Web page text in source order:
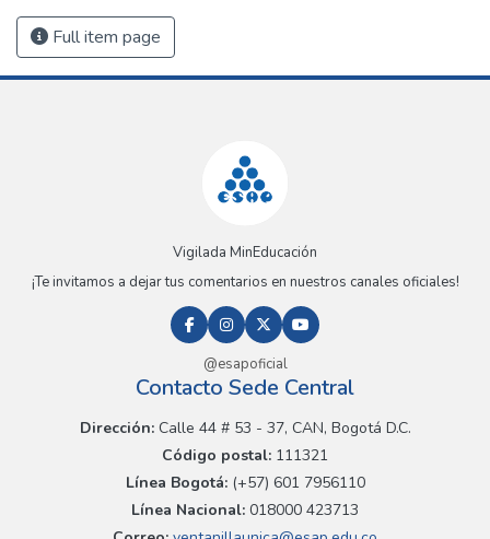
Full item page
Vigilada MinEducación
¡Te invitamos a dejar tus comentarios en nuestros canales oficiales!
@esapoficial
Contacto Sede Central
Dirección:Calle 44 # 53 - 37, CAN, Bogotá D.C.
Código postal: 111321
Línea Bogotá:(+57) 601 7956110
Línea Nacional: 018000 423713